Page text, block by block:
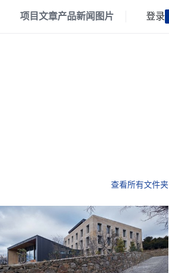
项目文章产品新闻 图片 登录
查看所有文件夹